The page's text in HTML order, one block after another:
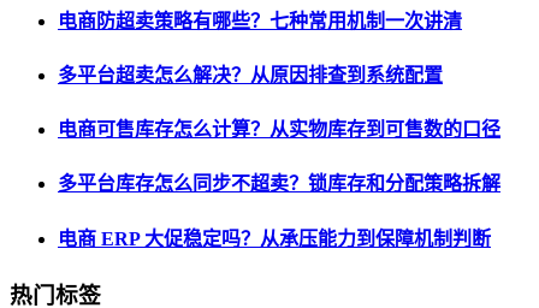
电商防超卖策略有哪些？七种常用机制一次讲清
多平台超卖怎么解决？从原因排查到系统配置
电商可售库存怎么计算？从实物库存到可售数的口径
多平台库存怎么同步不超卖？锁库存和分配策略拆解
电商 ERP 大促稳定吗？从承压能力到保障机制判断
热门标签